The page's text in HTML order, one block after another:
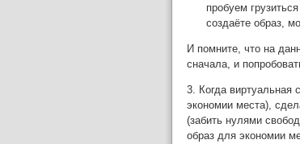
пробуем
создаёте образ,
И помните, что на
сначала, и
3. Когда
экономии места),
(забить нулями
образ для экономии